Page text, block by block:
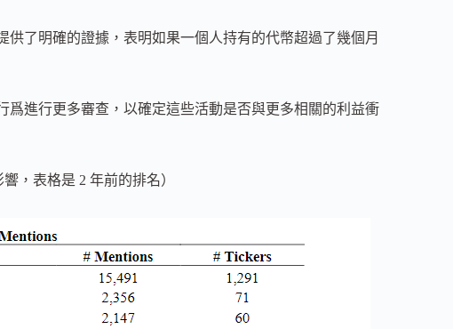
了明確的證據，表明如果一個人持有的代幣超過了幾個月
進行更多審查，以確定這些活動是否與更多相關的利益衝
，表格是 2 年前的排名）